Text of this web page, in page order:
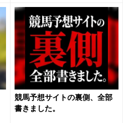
競馬予想サイトの裏側、全部
書きました。